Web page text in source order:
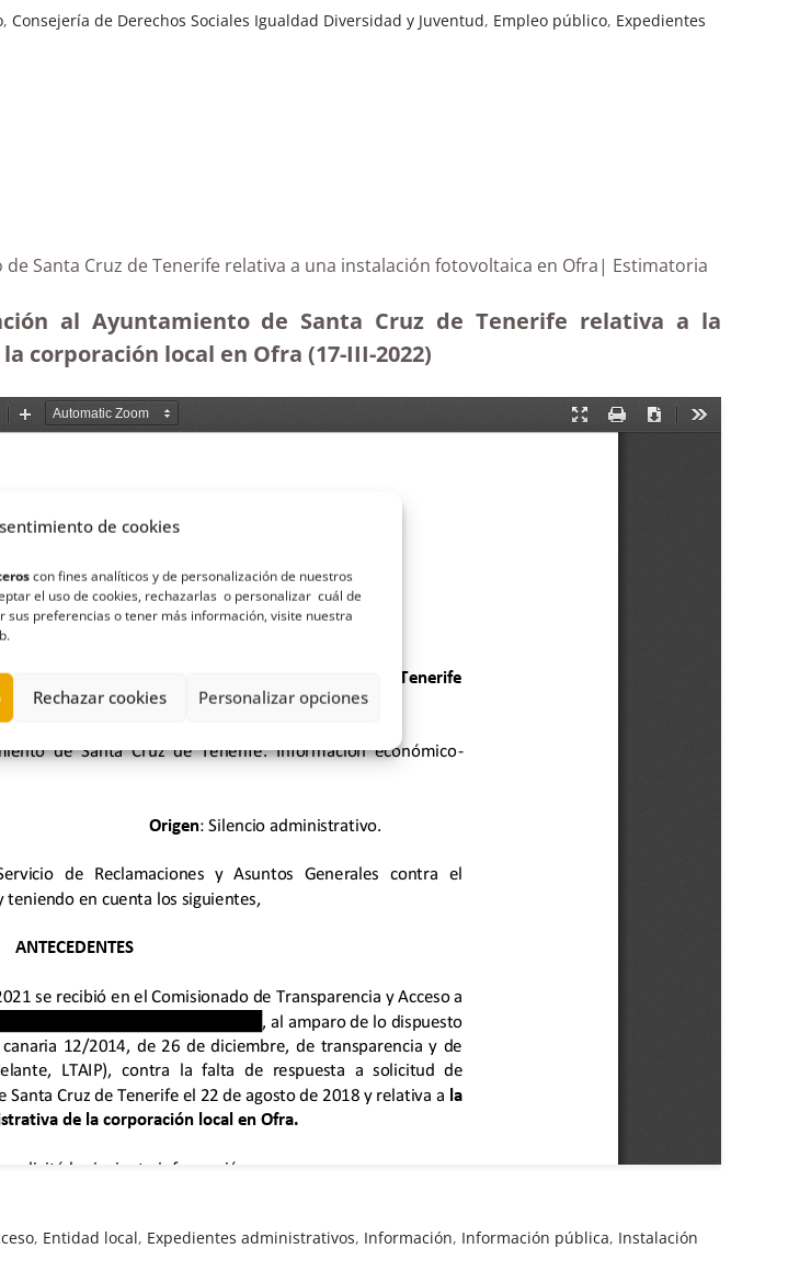
de cookies
con fines analíticos y de personalización de nuestros
el uso de cookies, rechazarlas o personalizar cuál de
sus preferencias o tener más información, visite nuestra
Rechazar cookies Personalizar opciones
,Consejería de Derechos Sociales Igualdad Diversidad y Juventud, Empleo público, Expedientes
Santa Cruz de Tenerife relativa a una instalación fotovoltaica en Ofra| Estimatoria
al Ayuntamiento de Santa Cruz de Tenerife relativa a la
corporación local en Ofra (17-III-2022)
, Entidad local, Expedientes administrativos, Información, Información pública, Instalación